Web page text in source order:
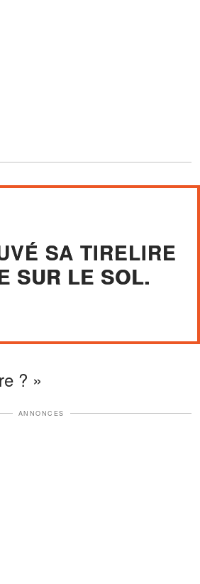
SA TIRELIRE
SUR LE SOL.
? »
ANNONCES